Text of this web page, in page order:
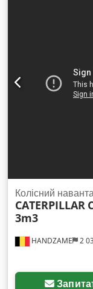
HANDZAME 2
Колісний
CATERPILLAR
3m3